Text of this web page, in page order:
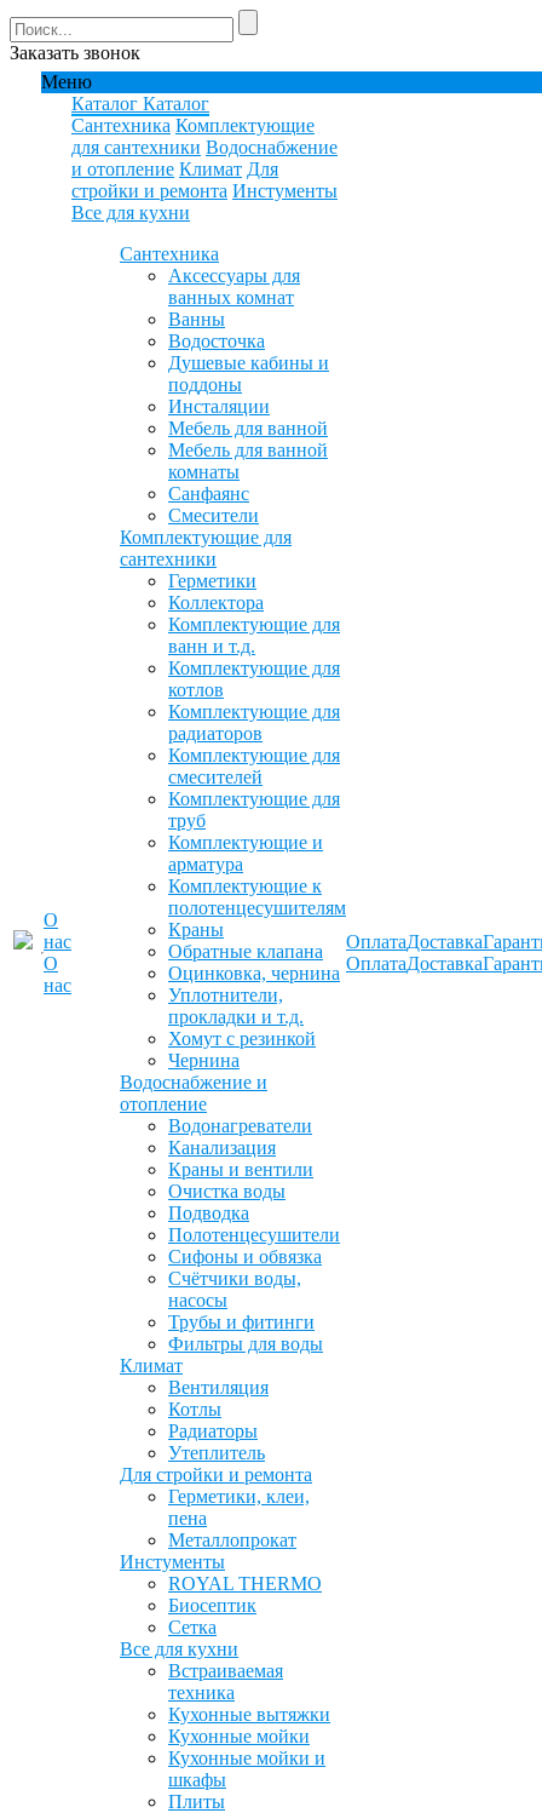
Заказать звонок
Меню
О
нас
О
нас
Каталог Каталог
Сантехника Комплектующие
для сантехники Водоснабжение
и отопление Климат Для
стройки и ремонта Инстументы
Все для кухни
Сантехника
Аксессуары для
ванных комнат
Ванны
Водосточка
Душевые кабины и
поддоны
Инсталяции
Мебель для ванной
Мебель для ванной
комнаты
Санфаянс
Смесители
Комплектующие для
сантехники
Герметики
Коллектора
Комплектующие для
ванн и т.д.
Комплектующие для
котлов
Комплектующие для
радиаторов
Комплектующие для
смесителей
Комплектующие для
труб
Комплектующие и
арматура
Комплектующие к
полотенцесушителям
Краны
Обратные клапана
Оцинковка, чернина
Уплотнители,
прокладки и т.д.
Хомут с резинкой
Чернина
Водоснабжение и
отопление
Водонагреватели
Канализация
Краны и вентили
Очистка воды
Подводка
Полотенцесушители
Сифоны и обвязка
Счётчики воды,
насосы
Трубы и фитинги
Фильтры для воды
Климат
Вентиляция
Котлы
Радиаторы
Утеплитель
Для стройки и ремонта
Герметики, клеи,
пена
Металлопрокат
Инстументы
ROYAL THERMO
Биосептик
Сетка
Все для кухни
Встраиваемая
техника
Кухонные вытяжки
Кухонные мойки
Кухонные мойки и
шкафы
Плиты
Оплата
Оплата
Доставка
Доставка